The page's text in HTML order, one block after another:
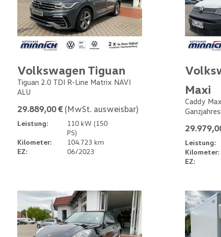
Volkswagen Tiguan
Tiguan 2.0 TDI R-Line Matrix NAVI
ALU
29.889,00 € (MwSt. ausweisbar)
Leistung:
110 kW (150
PS)
Kilometer:
104.723 km
EZ:
06/2023
Maxi
Caddy
Leistung:
Kilometer:
EZ: